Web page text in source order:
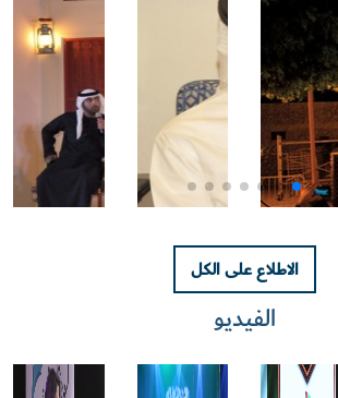
الاطلاع على الكل
الفيديو